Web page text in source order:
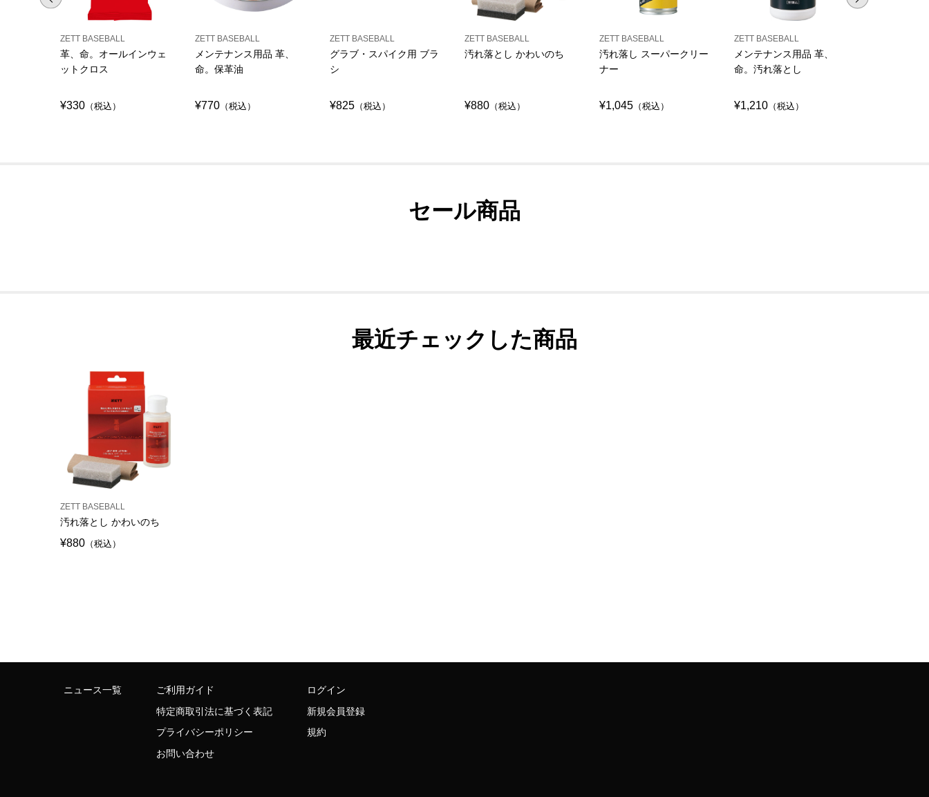
ZETT BASEBALL
革、命。オールインウェ
ットクロス
¥330 （税込）
ZETT BASEBALL
メンテナンス用品 革、
命。保革油
¥770 （税込）
ZETT BASEBALL
グラブ・スパイク用 ブラ
シ
¥825 （税込）
ZETT BASEBALL
汚れ落とし かわいのち
¥880 （税込）
ZETT BASEBALL
汚れ落し スーパークリー
ナー
¥1,045 （税込）
ZETT BASEBALL
メンテナンス用品 革、
命。汚れ落とし
¥1,210 （税込）
セール商品
最近チェックした商品
ZETT BASEBALL
汚れ落とし かわいのち
¥880 （税込）
ニュース一覧
ご利用ガイド
特定商取引法に基づく表記
プライバシーポリシー
お問い合わせ
ログイン
新規会員登録
規約